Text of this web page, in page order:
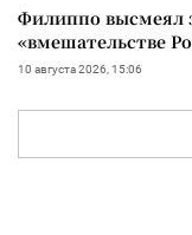
Филиппо высмеял
«вмешательстве
10 августа 2026, 15:06